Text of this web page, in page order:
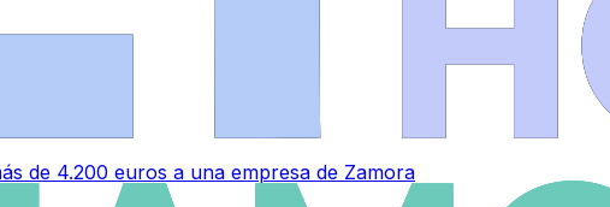
de 4.200 euros a una empresa de Zamora